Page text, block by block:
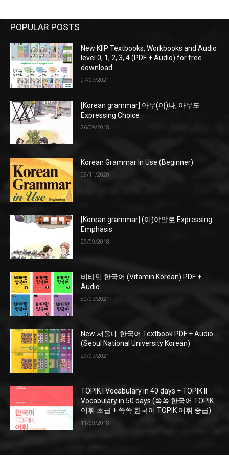
POPULAR POSTS
New KIIP Textbooks, Workbooks and Audio
level 0, 1, 2, 3, 4 (PDF + Audio) for free
download
07/07/2021
[Korean grammar] 아무(이)나, 아무도
Expressing Choice
26/09/2018
Korean Grammar In Use (Beginner)
09/11/2020
[Korean grammar] (이)야말로 Expressing
Emphasis
29/09/2018
비타민 한국어 (Vitamin Korean) PDF +
Audio
30/07/2021
New 서울대 한국어 Textbook PDF + Audio
(Seoul National University Korean)
29/07/2021
TOPIK I Vocabulary in 40 days + TOPIK II
Vocabulary in 50 days (쏙쏙 한국어 TOPIK
어휘 초급 + 쏙쏙 한국어 TOPIK 어휘 중급)
11/09/2018